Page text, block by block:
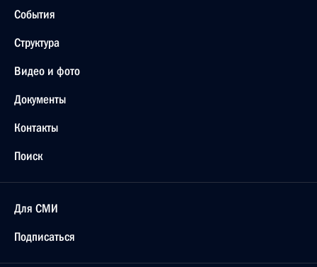
События
Структура
Видео и фото
Документы
Контакты
Поиск
Для СМИ
Подписаться